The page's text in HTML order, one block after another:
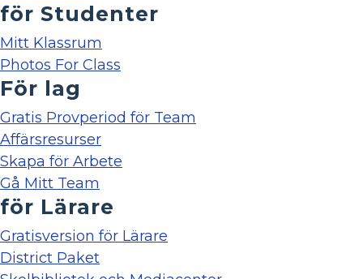
för Studenter
Mitt Klassrum
Photos For Class
För lag
Gratis Provperiod för Team
Affärsresurser
Skapa för Arbete
Gå Mitt Team
för Lärare
Gratisversion för Lärare
District Paket